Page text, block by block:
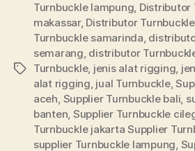
Turnbuckle lampung, Distributor
makassar, Distributor
Turnbuckle samarinda,
semarang, distributor
Turnbuckle, jenis alat rigging,
alat rigging, jual Turnbuckle,
aceh, Supplier Turnbuckle bali,
banten, Supplier Turnbuckle
Turnbuckle jakarta Supplier
supplier Turnbuckle lampung,